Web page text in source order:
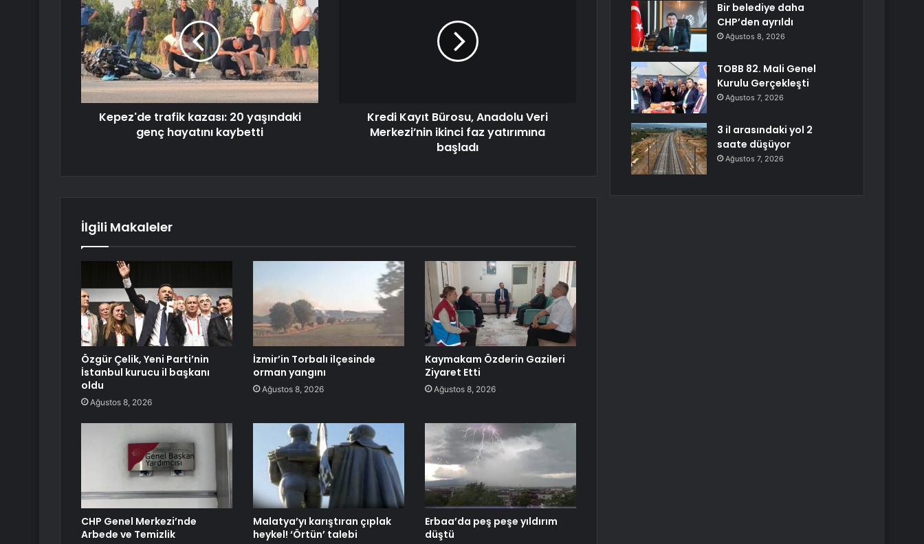
Kepez'de trafik kazası: 20 yaşındaki
genç hayatını kaybetti
Kredi Kayıt Bürosu, Anadolu Veri
Merkezi’nin ikinci faz yatırımına
başladı
İlgili Makaleler
Özgür Çelik, Yeni Parti’nin
İstanbul kurucu il başkanı
oldu
Ağustos 8, 2026
İzmir’in Torbalı ilçesinde
orman yangını
Ağustos 8, 2026
Kaymakam Özderin Gazileri
Ziyaret Etti
Ağustos 8, 2026
CHP Genel Merkezi’nde
Arbede ve Temizlik
Malatya’yı karıştıran çıplak
heykel! ‘Örtün’ talebi
Erbaa’da peş peşe yıldırım
düştü
Bir belediye daha
CHP’den ayrıldı
Ağustos 8, 2026
TOBB 82. Mali Genel
Kurulu Gerçekleşti
Ağustos 7, 2026
3 il arasındaki yol 2
saate düşüyor
Ağustos 7, 2026